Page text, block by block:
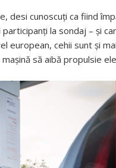
desi cunoscuţi ca fiind
la sondaj – şi
european, cehii sunt şi
să aibă propulsie